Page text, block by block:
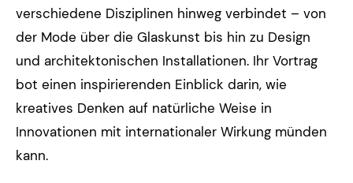
verschiedene Disziplinen hinweg verbindet – von
der Mode über die Glaskunst bis hin zu Design
und architektonischen Installationen. Ihr Vortrag
bot einen inspirierenden Einblick darin, wie
kreatives Denken auf natürliche Weise in
Innovationen mit internationaler Wirkung münden
kann.